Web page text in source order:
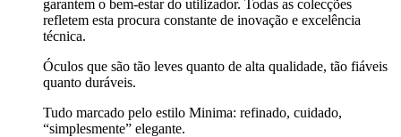
garantem o bem-estar do utilizador. Todas as colecções
refletem esta procura constante de inovação e excelência
técnica.
Óculos que são tão leves quanto de alta qualidade, tão fiáveis
quanto duráveis.
Tudo marcado pelo estilo Minima: refinado, cuidado,
“simplesmente” elegante.